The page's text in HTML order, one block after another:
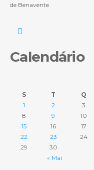
de Benavente
Calendário
S
T Q
« Mai
1 2 3
8
9 10
15
16 17
22
23 24
29
30